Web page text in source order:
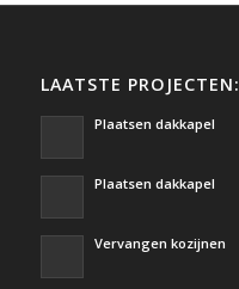
LAATSTE PROJECTEN:
Plaatsen dakkapel
Plaatsen dakkapel
Vervangen kozijnen